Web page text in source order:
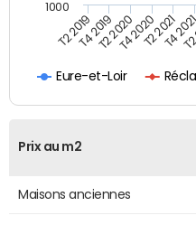
Eure-et-Loir
T2 2019T4 2019T2 2020T4 2020T2 2021
T4
1000
Prix au m2
Maisons anciennes